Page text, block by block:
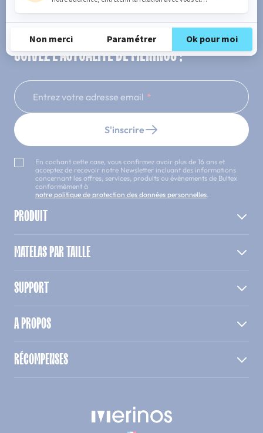
SUIVEZ L'ACTUALITÉ DE MERINOS !
Entrez votre adresse email
S'inscrire
En cochant cette case, vous confirmez avoir plus de 16 ans et
acceptez de recevoir notre Newsletter incluant des informations
concernant les offres, services, produits ou évènements de Bultex
conformément à
notre politique de protection des données personnelles.
PRODUIT
MATELAS PAR TAILLE
SUPPORT
A PROPOS
RÉCOMPENSES